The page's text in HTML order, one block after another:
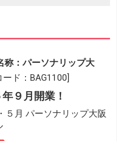
称：パーソナリップ大
ド：BAG1100]
９月開業！
５月 パーソナリップ大阪